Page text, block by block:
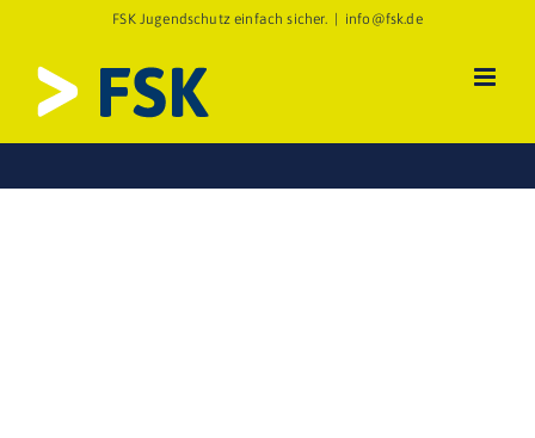
springen
FSK Jugendschutz einfach sicher. info@fsk.de